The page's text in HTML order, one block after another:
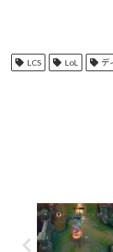
LCS LoL デ